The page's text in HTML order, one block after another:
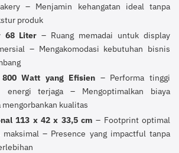
– Menjamin kehangatan ideal tanpa
produk
68 Liter – Ruang memadai untuk display
– Mengakomodasi kebutuhan bisnis
800 Watt yang Efisien – Performa tinggi
energi terjaga – Mengoptimalkan biaya
kualitas
113 x 42 x 33,5 cm – Footprint optimal
maksimal – Presence yang impactful tanpa